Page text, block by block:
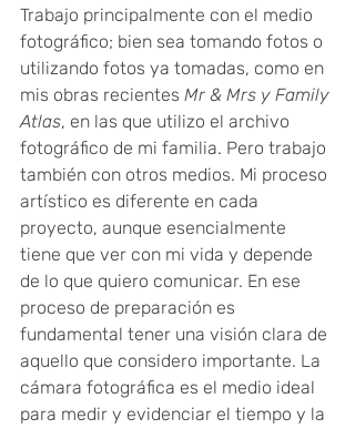
Trabajo principalmente con el medio
fotográfico; bien sea tomando fotos o
utilizando fotos ya tomadas, como en
mis obras recientes Mr & Mrs y Family
Atlas, en las que utilizo el archivo
fotográfico de mi familia. Pero trabajo
también con otros medios. Mi proceso
artístico es diferente en cada
proyecto, aunque esencialmente
tiene que ver con mi vida y depende
de lo que quiero comunicar. En ese
proceso de preparación es
fundamental tener una visión clara de
aquello que considero importante. La
cámara fotográfica es el medio ideal
para medir y evidenciar el tiempo y la